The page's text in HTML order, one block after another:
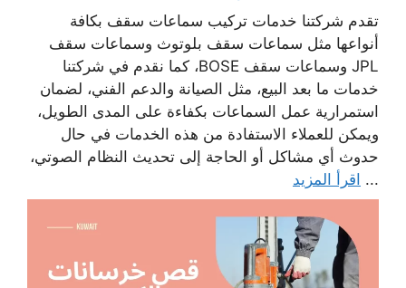
تقدم شركتنا خدمات تركيب سماعات سقف بكافة
أنواعها مثل سماعات سقف بلوتوث وسماعات سقف
JPL وسماعات سقف BOSE، كما نقدم في شركتنا
خدمات ما بعد البيع، مثل الصيانة والدعم الفني، لضمان
استمرارية عمل السماعات بكفاءة على المدى الطويل،
ويمكن للعملاء الاستفادة من هذه الخدمات في حال
حدوث أي مشاكل أو الحاجة إلى تحديث النظام الصوتي،
... اقرأ المزيد